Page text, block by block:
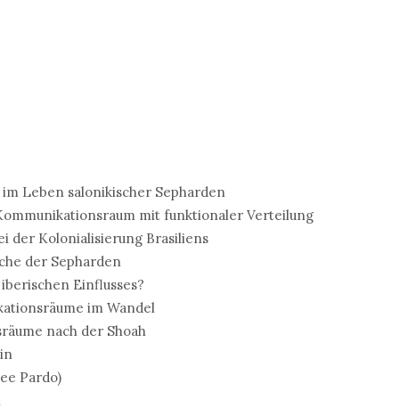
Leben salonikischer Sepharden
mit funktionaler Verteilung
der Kolonialisierung Brasiliens
der Sepharden
Einflusses?
im Wandel
nach der Shoah
Pardo)